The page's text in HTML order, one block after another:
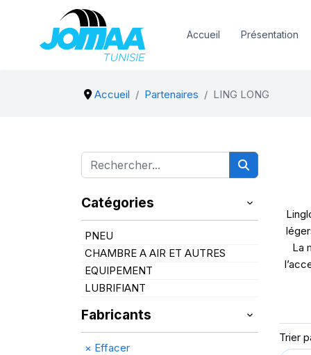
Accueil Présentation
Accueil Partenaires LING LONG
Catégories
PNEU
CHAMBRE A AIR ET AUTRES
EQUIPEMENT
LUBRIFIANT
Fabricants
× Effacer
La
Trier